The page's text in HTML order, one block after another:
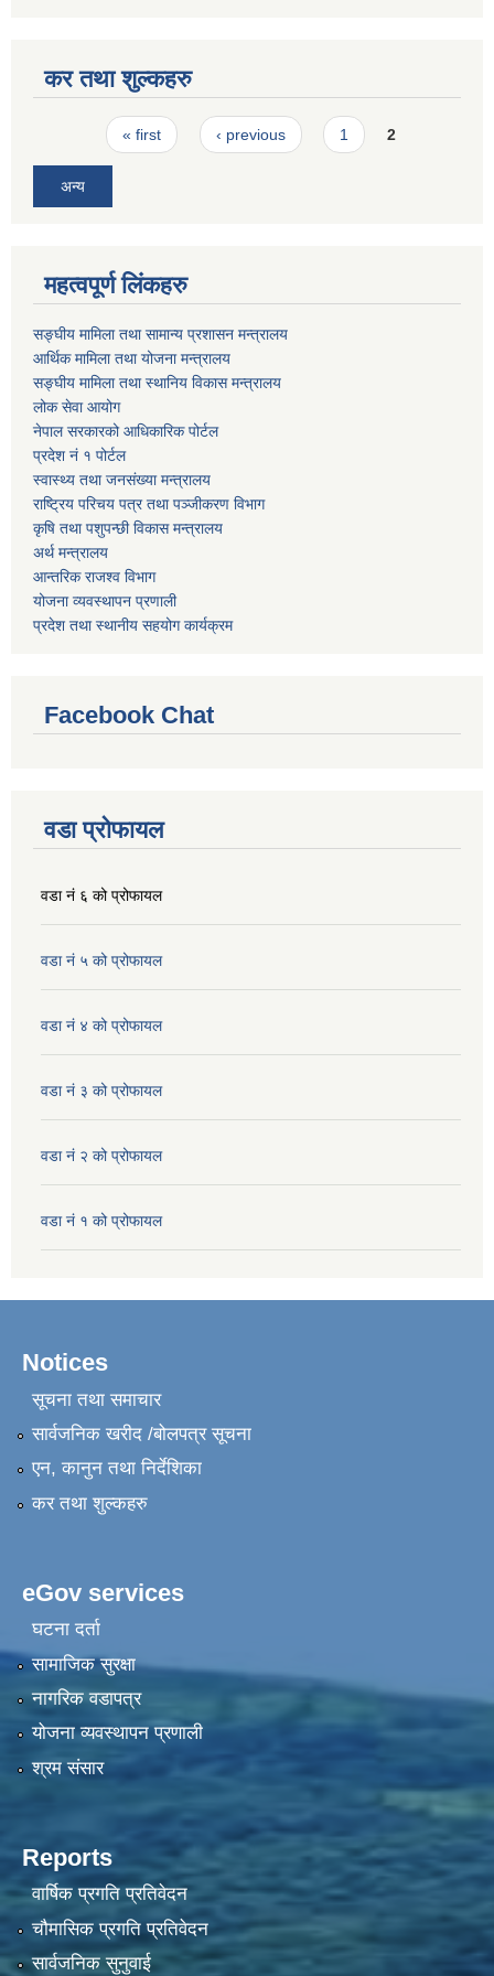
कर तथा शुल्कहरु
Pages« first ‹ previous 1 2
अन्य
महत्वपूर्ण लिंकहरु
सङ्घीय मामिला तथा सामान्य प्रशासन मन्त्रालय
आर्थिक मामिला तथा योजना मन्त्रालय
सङ्घीय मामिला तथा स्थानिय विकास मन्त्रालय
लोक सेवा आयोग
नेपाल सरकारको आधिकारिक पोर्टल
प्रदेश नं १ पोर्टल
स्वास्थ्य तथा जनसंख्या मन्त्रालय
राष्ट्रिय परिचय पत्र तथा पञ्जीकरण विभाग
कृषि तथा पशुपन्छी विकास मन्त्रालय
अर्थ मन्त्रालय
आन्तरिक राजश्व विभाग
योजना व्यवस्थापन प्रणाली
प्रदेश तथा स्थानीय सहयोग कार्यक्रम
Facebook Chat
वडा प्रोफायल
वडा नं ६ को प्रोफायल
वडा नं ५ को प्रोफायल
वडा नं ४ को प्रोफायल
वडा नं ३ को प्रोफायल
वडा नं २ को प्रोफायल
वडा नं १ को प्रोफायल
Notices
सूचना तथा समाचार
सार्वजनिक खरीद /बोलपत्र सूचना
एन, कानुन तथा निर्देशिका
कर तथा शुल्कहरु
eGov services
घटना दर्ता
सामाजिक सुरक्षा
नागरिक वडापत्र
योजना व्यवस्थापन प्रणाली
श्रम संसार
Reports
वार्षिक प्रगति प्रतिवेदन
चौमासिक प्रगति प्रतिवेदन
सार्वजनिक सुनुवाई